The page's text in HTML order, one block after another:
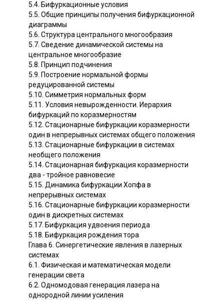
5.4. Бифуркационные условия
5.5. Общие принципы получения бифуркационной
диаграммы
5.6. Структура центрального многообразия
5.7. Сведение динамической системы на
центральное многообразие
5.8. Принцип подчинения
5.9. Построение нормальной формы
редуцированной системы
5.10. Симметрия нормальных форм
5.11. Условия невырожденности. Иерархия
бифуркаций по коразмерностям
5.12. Стационарные бифуркации коразмерности
один в непрерывных системах общего положения
5.13. Стационарные бифуркации в системах
необщего положения
5.14. Стационарная бифуркация коразмерности
два - тройное равновесие
5.15. Динамика бифуркации Хопфа в
непрерывных системах
5.16. Стационарные бифуркации коразмерности
один в дискретных системах
5.17. Бифуркация удвоения периода
5.18. Бифуркация рождения тора
Глава 6. Синергетические явления в лазерных
системах
6.1. Физическая и математическая модели
генерации света
6.2. Одномодовая генерация лазера на
однородной линии усиления